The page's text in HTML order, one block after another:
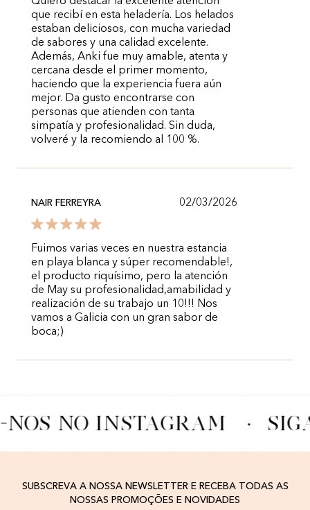
que recibí en esta heladería. Los helados
estaban deliciosos, con mucha variedad
de sabores y una calidad excelente.
Además, Anki fue muy amable, atenta y
cercana desde el primer momento,
haciendo que la experiencia fuera aún
mejor. Da gusto encontrarse con
personas que atienden con tanta
simpatía y profesionalidad. Sin duda,
volveré y la recomiendo al 100 %.
NAIR FERREYRA 02/03/2026
Fuimos varias veces en nuestra estancia
en playa blanca y súper recomendable!,
el producto riquísimo, pero la atención
de May su profesionalidad,amabilidad y
realización de su trabajo un 10!!! Nos
vamos a Galicia con un gran sabor de
boca;)
NOS NO INSTAGRAM ·
SUBSCREVA A NOSSA NEWSLETTER E RECEBA TODAS AS
NOSSAS PROMOÇÕES E NOVIDADES